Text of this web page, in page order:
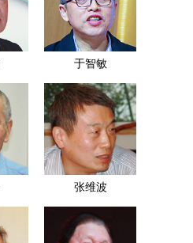
于智敏
张维波